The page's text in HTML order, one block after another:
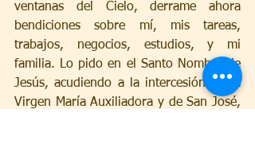
ventanas del Cielo, derrame ahora
bendiciones sobre mí, mis tareas,
trabajos, negocios, estudios, y mi
familia. Lo pido en el Santo Nombre de
Jesús, acudiendo a la intercesión de la
Virgen María Auxiliadora y de San José,